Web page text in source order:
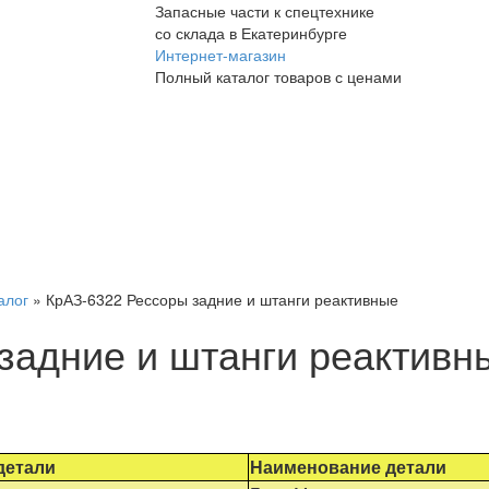
Запасные части к спецтехнике
со склада в Екатеринбурге
Интернет-магазин
Полный каталог товаров с ценами
» КрАЗ-6322 Рессоры задние и штанги реактивные
и штанги
Наименование детали